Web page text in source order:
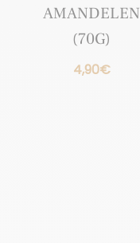
AMANDELEN
(70G)
4,90€